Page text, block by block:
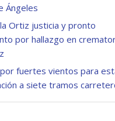
Ángeles
Ortiz justicia y pronto
por hallazgo en
por fuertes vientos para
a siete tramos